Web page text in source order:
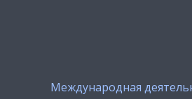
Международная